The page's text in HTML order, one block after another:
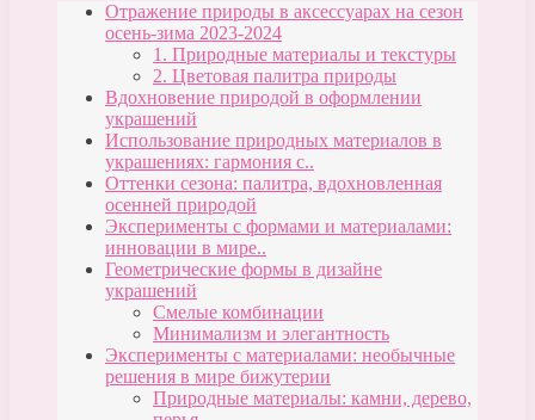
Отражение природы в аксессуарах на сезон
осень-зима 2023-2024
1. Природные материалы и текстуры
2. Цветовая палитра природы
Вдохновение природой в оформлении
украшений
Использование природных материалов в
украшениях: гармония с..
Оттенки сезона: палитра, вдохновленная
осенней природой
Эксперименты с формами и материалами:
инновации в мире..
Геометрические формы в дизайне
украшений
Смелые комбинации
Минимализм и элегантность
Эксперименты с материалами: необычные
решения в мире бижутерии
Природные материалы: камни, дерево,